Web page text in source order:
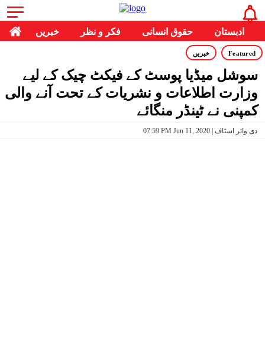
خبریں فکر و نظر حقوق انسانی ادبستان
Featured خبریں
سوشل میڈیا پوسٹ کے فیکٹ چیک کے لیے
وزارت اطلاعات و نشریات کے تحت آنے والی
کمپنی نے ٹینڈر منگائے
07:59 PM Jun 11, 2020 | دی وائر اسٹاف